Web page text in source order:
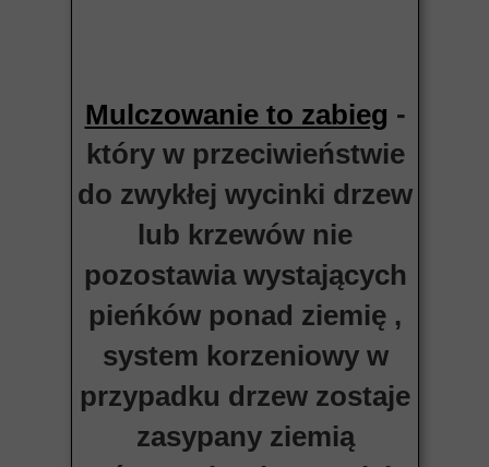
Mulczowanie to zabieg -
który w przeciwieństwie
do zwykłej wycinki drzew
lub krzewów nie
pozostawia wystających
pieńków ponad ziemię ,
system korzeniowy w
przypadku drzew zostaje
zasypany ziemią